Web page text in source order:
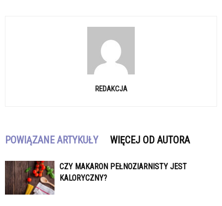
REDAKCJA
POWIĄZANE ARTYKUŁY WIĘCEJ OD AUTORA
CZY MAKARON PEŁNOZIARNISTY JEST
KALORYCZNY?